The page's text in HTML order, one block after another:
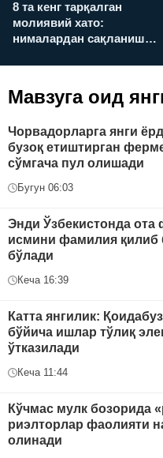
8 та кенг тарқалган
молиявий хато:
нималардан сақланиш
Мавзуга оид
Чорвадорларга янги
бузоқ етиштирган
сўмгача пул олишади
Бугун 06:03
Энди Ўзбекистонда ота
исмини фамилия қилиб
бўлади
Кеча 16:39
Катта янгилик:
бўйича ишлар тўлиқ
ўтказилади
Кеча 11:44
Кўчмас мулк бозорида
риэлторлар фаолияти
олинади